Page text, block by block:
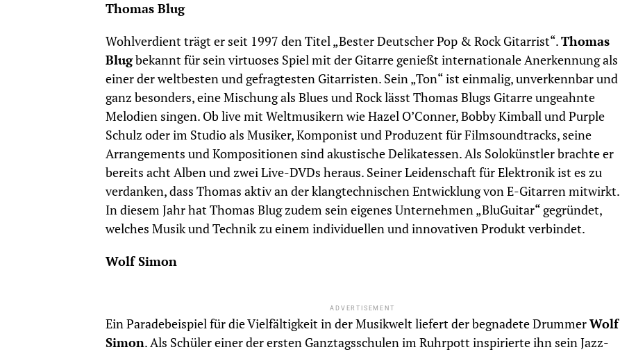
Thomas Blug
Wohlverdient trägt er seit 1997 den Titel „Bester Deutscher Pop & Rock Gitarrist“.Thomas
Blugbekannt für sein virtuoses Spiel mit der Gitarre genießt internationale Anerkennung als
einer der weltbesten und gefragtesten Gitarristen. Sein „Ton“ ist einmalig, unverkennbar und
ganz besonders, eine Mischung als Blues und Rock lässt Thomas Blugs Gitarre ungeahnte
Melodien singen. Ob live mit Weltmusikern wie Hazel O’Conner, Bobby Kimball und Purple
Schulz oder im Studio als Musiker, Komponist und Produzent für Filmsoundtracks, seine
Arrangements und Kompositionen sind akustische Delikatessen. Als Solokünstler brachte er
bereits acht Alben und zwei Live-DVDs heraus. Seiner Leidenschaft für Elektronik ist es zu
verdanken, dass Thomas aktiv an der klangtechnischen Entwicklung von E-Gitarren mitwirkt.
In diesem Jahr hat Thomas Blug zudem sein eigenes Unternehmen „BluGuitar“ gegründet,
welches Musik und Technik zu einem individuellen und innovativen Produkt verbindet.
Wolf Simon
ADVERTISEMENT
Ein Paradebeispiel für die Vielfältigkeit in der Musikwelt liefert der begnadete DrummerWolf
Simon. Als Schüler einer der ersten Ganztagsschulen im Ruhrpott inspirierte ihn sein Jazz-